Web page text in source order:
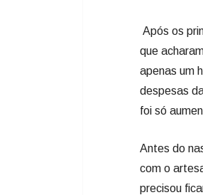
Após os
que
apenas um
despesas
foi só
Antes do
com o
precisou